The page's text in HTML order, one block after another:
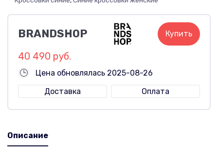
BRANDSHOP Купить
40 490 руб.
Цена обновлялась 2025-08-26
Доставка
Оплата
Описание